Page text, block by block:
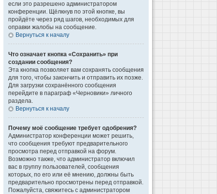
если это разрешено администратором
конференции. Щёлкнув по этой кнопке, вы
пройдёте через ряд шагов, необходимых для
оправки жалобы на сообщение.
Вернуться к началу
Что означает кнопка «Сохранить» при
создании сообщения?
Эта кнопка позволяет вам сохранять сообщения
для того, чтобы закончить и отправить их позже.
Для загрузки сохранённого сообщения
перейдите в параграф «Черновики» личного
раздела.
Вернуться к началу
Почему моё сообщение требует одобрения?
Администратор конференции может решить,
что сообщения требуют предварительного
просмотра перед отправкой на форум.
Возможно также, что администратор включил
вас в группу пользователей, сообщения
которых, по его или её мнению, должны быть
предварительно просмотрены перед отправкой.
Пожалуйста, свяжитесь с администратором